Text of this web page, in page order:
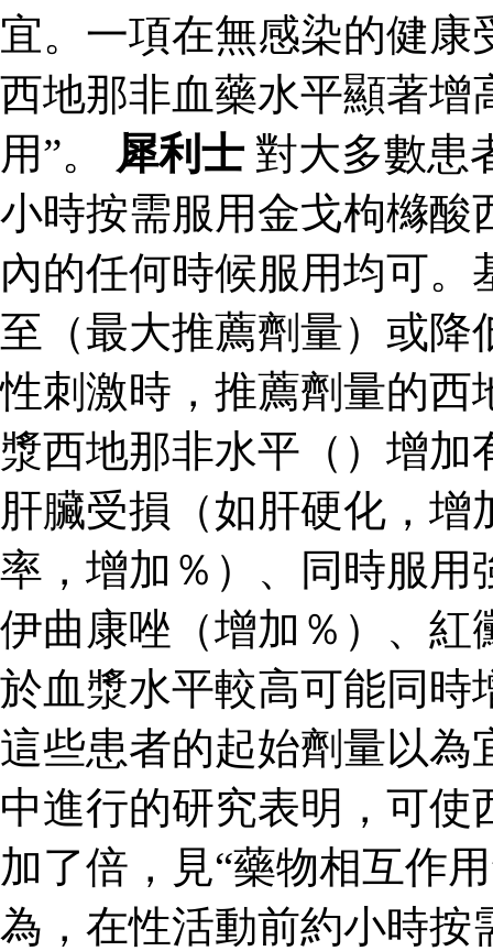
宜。一項在無感染的健
西地那非血藥水平顯著增
用”。 犀利士 對大多數患
小時按需服用金戈枸櫞酸
內的任何時候服用均可
至（最大推薦劑量）或降
性刺激時，推薦劑量的西
漿西地那非水平（）增
肝臟受損（如肝硬化，
率，增加％）、同時服用
伊曲康唑（增加％）、紅
於血漿水平較高可能同時
這些患者的起始劑量以為
中進行的研究表明，可
加了倍，見“藥物相互作
為，在性活動前約小時按